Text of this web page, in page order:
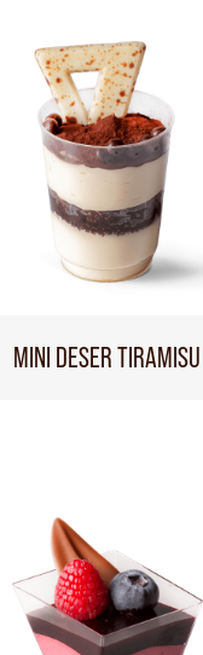
MINI DESER TIRAMISU